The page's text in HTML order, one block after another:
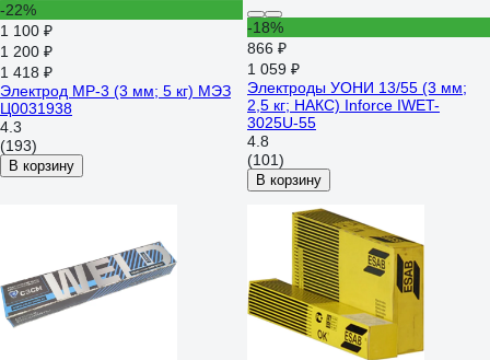
-22%
1 100 ₽
1 200 ₽
1 418 ₽
Электрод МР-3 (3 мм; 5 кг) МЭЗ
Ц0031938
4.3
(193)
В корзину
-18%
866 ₽
1 059 ₽
Электроды УОНИ 13/55 (3 мм;
2,5 кг; НАКС) Inforce IWET-
3025U-55
4.8
(101)
В корзину